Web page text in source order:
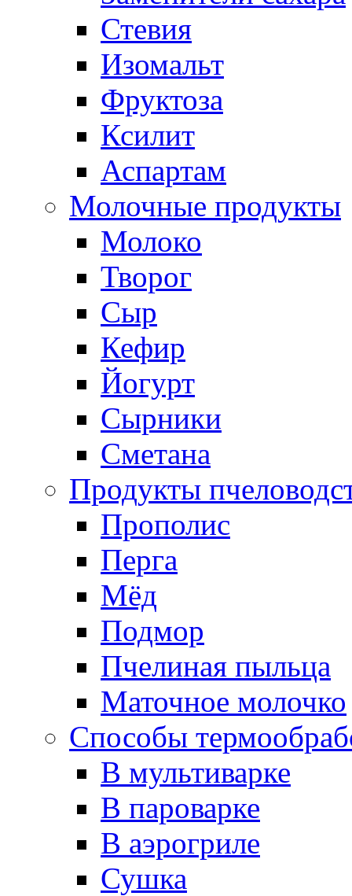
Стевия
Изомальт
Фруктоза
Ксилит
Аспартам
Молочные продукты
Молоко
Творог
Сыр
Кефир
Йогурт
Сырники
Сметана
Продукты
Прополис
Перга
Мёд
Подмор
Пчелиная пыльца
Маточное молочко
Способы
В мультиварке
В пароварке
В аэрогриле
Сушка